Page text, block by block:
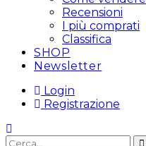
Recensioni
I più comprati
Classifica
SHOP
Newsletter
Login
Registrazione